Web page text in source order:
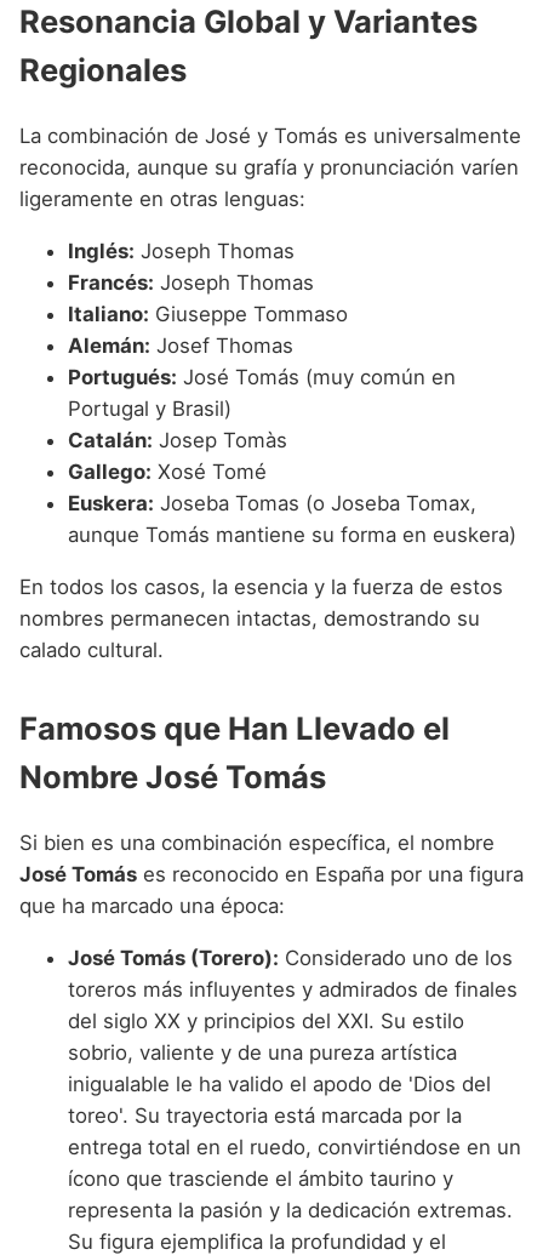
Resonancia Global y Variantes
Regionales
La combinación de José y Tomás es universalmente
reconocida, aunque su grafía y pronunciación varíen
ligeramente en otras lenguas:
Inglés: Joseph Thomas
Francés: Joseph Thomas
Italiano: Giuseppe Tommaso
Alemán: Josef Thomas
Portugués: José Tomás (muy común en
Portugal y Brasil)
Catalán: Josep Tomàs
Gallego: Xosé Tomé
Euskera: Joseba Tomas (o Joseba Tomax,
aunque Tomás mantiene su forma en euskera)
En todos los casos, la esencia y la fuerza de estos
nombres permanecen intactas, demostrando su
calado cultural.
Famosos que Han Llevado el
Nombre José Tomás
Si bien es una combinación específica, el nombre
José Tomás es reconocido en España por una figura
que ha marcado una época:
José Tomás (Torero): Considerado uno de los
toreros más influyentes y admirados de finales
del siglo XX y principios del XXI. Su estilo
sobrio, valiente y de una pureza artística
inigualable le ha valido el apodo de 'Dios del
toreo'. Su trayectoria está marcada por la
entrega total en el ruedo, convirtiéndose en un
ícono que trasciende el ámbito taurino y
representa la pasión y la dedicación extremas.
Su figura ejemplifica la profundidad y el